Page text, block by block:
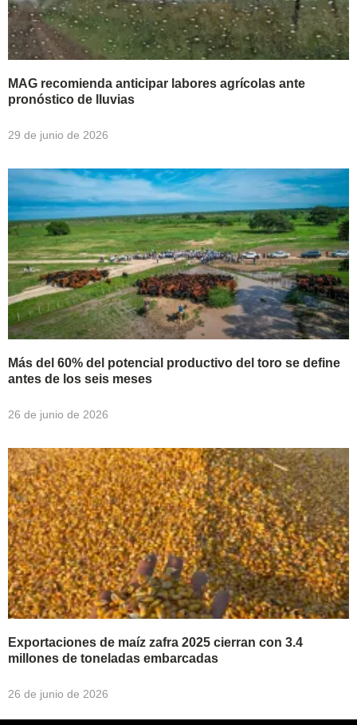
MAG recomienda anticipar labores agrícolas ante
pronóstico de lluvias
29 de junio de 2026
Más del 60% del potencial productivo del toro se define
antes de los seis meses
26 de junio de 2026
Exportaciones de maíz zafra 2025 cierran con 3.4
millones de toneladas embarcadas
26 de junio de 2026